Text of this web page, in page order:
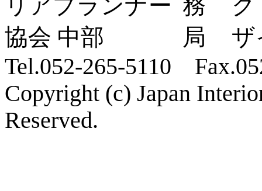
ザ
Tel.052-265-5110
Copyright (c) Japan
Reserved.